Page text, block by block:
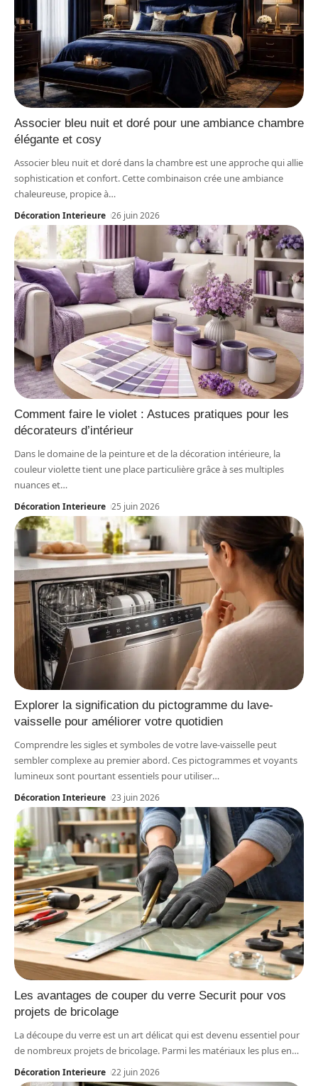
Associer bleu nuit et doré pour une ambiance chambre
élégante et cosy
Associer bleu nuit et doré dans la chambre est une approche qui allie
sophistication et confort. Cette combinaison crée une ambiance
chaleureuse, propice à…
Décoration Interieure 26 juin 2026
Comment faire le violet : Astuces pratiques pour les
décorateurs d’intérieur
Dans le domaine de la peinture et de la décoration intérieure, la
couleur violette tient une place particulière grâce à ses multiples
nuances et…
Décoration Interieure 25 juin 2026
Explorer la signification du pictogramme du lave-
vaisselle pour améliorer votre quotidien
Comprendre les sigles et symboles de votre lave-vaisselle peut
sembler complexe au premier abord. Ces pictogrammes et voyants
lumineux sont pourtant essentiels pour utiliser…
Décoration Interieure 23 juin 2026
Les avantages de couper du verre Securit pour vos
projets de bricolage
La découpe du verre est un art délicat qui est devenu essentiel pour
de nombreux projets de bricolage. Parmi les matériaux les plus en…
Décoration Interieure 22 juin 2026